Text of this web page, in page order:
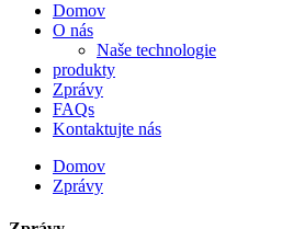
Domov
O nás
Naše technologie
produkty
Zprávy
FAQs
Kontaktujte nás
Domov
Zprávy